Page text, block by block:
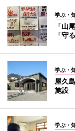
学ぶ・
「山
「守
学ぶ・
屋久
施設
学ぶ・